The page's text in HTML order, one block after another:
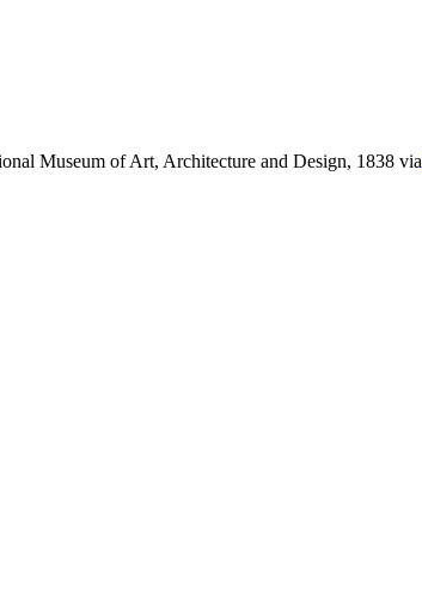
Museum of Art, Architecture and Design, 1838 via